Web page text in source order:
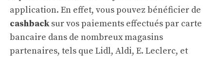
application. En effet, vous pouvez bénéficier de
cashbacksur vos paiements effectués par carte
bancaire dans de nombreux magasins
partenaires, tels que Lidl, Aldi, E. Leclerc, et